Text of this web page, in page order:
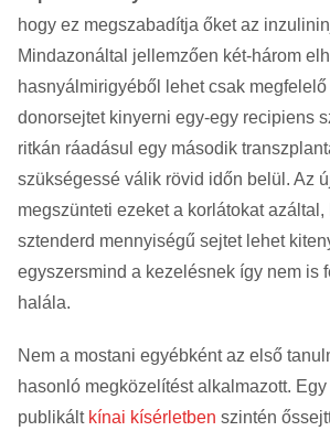
hogy ez megszabadítja őket az
Mindazonáltal jellemzően két-három
hasnyálmirigyéből lehet csak
donorsejtet kinyerni egy-egy recipiens
ritkán ráadásul egy második
szükségessé válik rövid időn belül. Az
megszünteti ezeket a korlátokat
sztenderd mennyiségű sejtet lehet
egyszersmind a kezelésnek így nem is
halála.
Nem a mostani egyébként az első
hasonló megközelítést alkalmazott.
publikált kínai kísérletben szintén